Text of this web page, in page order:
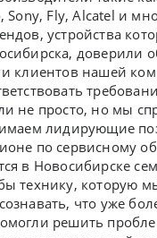
Sony, Fly, Alcatel и
устройства
доверили
и клиентов нашей
не просто, но мы
лидирующие
по сервисному
в Новосибирске
технику, которую
что уже
решить